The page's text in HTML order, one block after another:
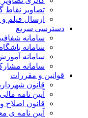
تصاویر نقاط
ارسال فیلم و
دسترسی سریع
سامانه شفافیت
سامانه باشگاه
سامانه آموزش
سامانه
قوانین و مقررات
قانون شهرداریها
آیین نامه مالی
قانون اصلاح و
آیین نامه ی